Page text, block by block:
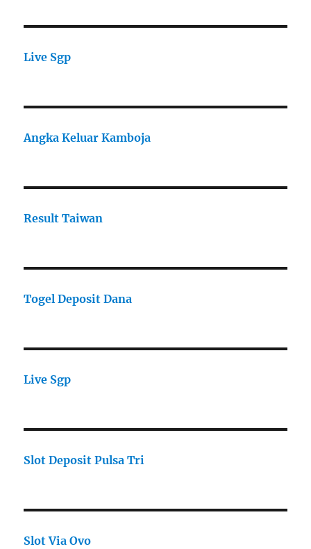
Live Sgp
Angka Keluar Kamboja
Result Taiwan
Togel Deposit Dana
Live Sgp
Slot Deposit Pulsa Tri
Slot Via Ovo